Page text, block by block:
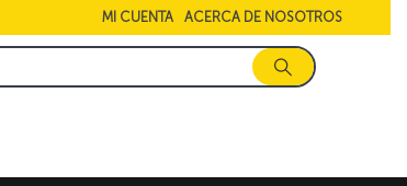
MI CUENTA ACERCA DE NOSOTROS